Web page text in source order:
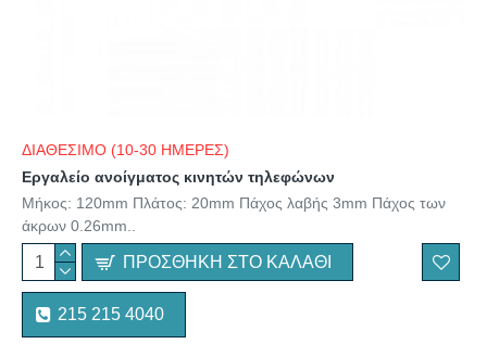
ΔΙΑΘΕΣΙΜΟ (10-30 ΗΜΕΡΕΣ)
Εργαλείο ανοίγματος κινητών τηλεφώνων
Μήκος: 120mm Πλάτος: 20mm Πάχος λαβής 3mm Πάχος των
άκρων 0.26mm..
ΠΡΟΣΘΉΚΗ ΣΤΟ ΚΑΛΆΘΙ
215 215 4040